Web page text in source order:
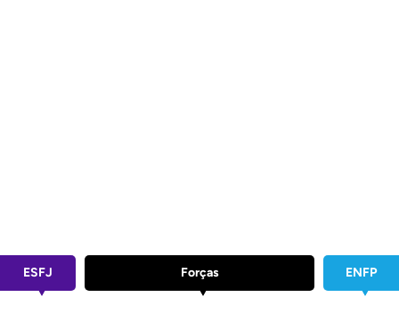
ESFJ Forças ENFP